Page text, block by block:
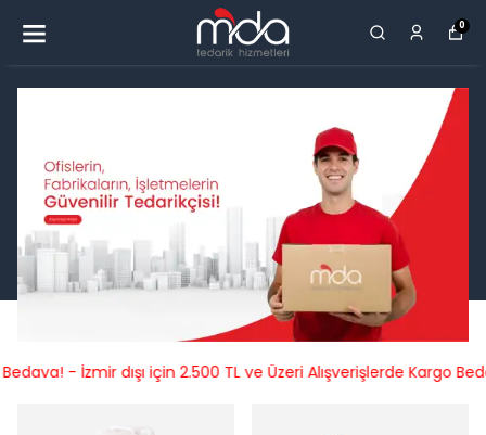
0
TL ve Üzeri Alışverişlerde Kargo Bedava! İzmir ili için